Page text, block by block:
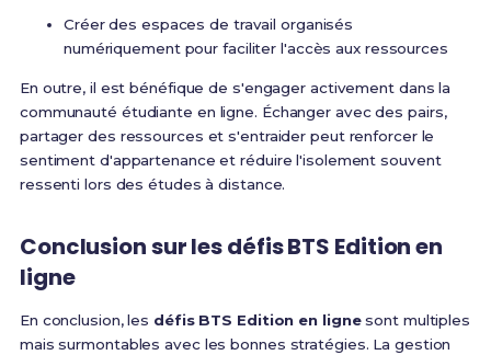
Créer des espaces de travail organisés
numériquement pour faciliter l'accès aux ressources
En outre, il est bénéfique de s'engager activement dans la
communauté étudiante en ligne. Échanger avec des pairs,
partager des ressources et s'entraider peut renforcer le
sentiment d'appartenance et réduire l'isolement souvent
ressenti lors des études à distance.
Conclusion sur lesdéfis BTS Edition en
ligne
En conclusion, les défis BTS Edition en lignesont multiples
mais surmontables avec les bonnes stratégies. La gestion